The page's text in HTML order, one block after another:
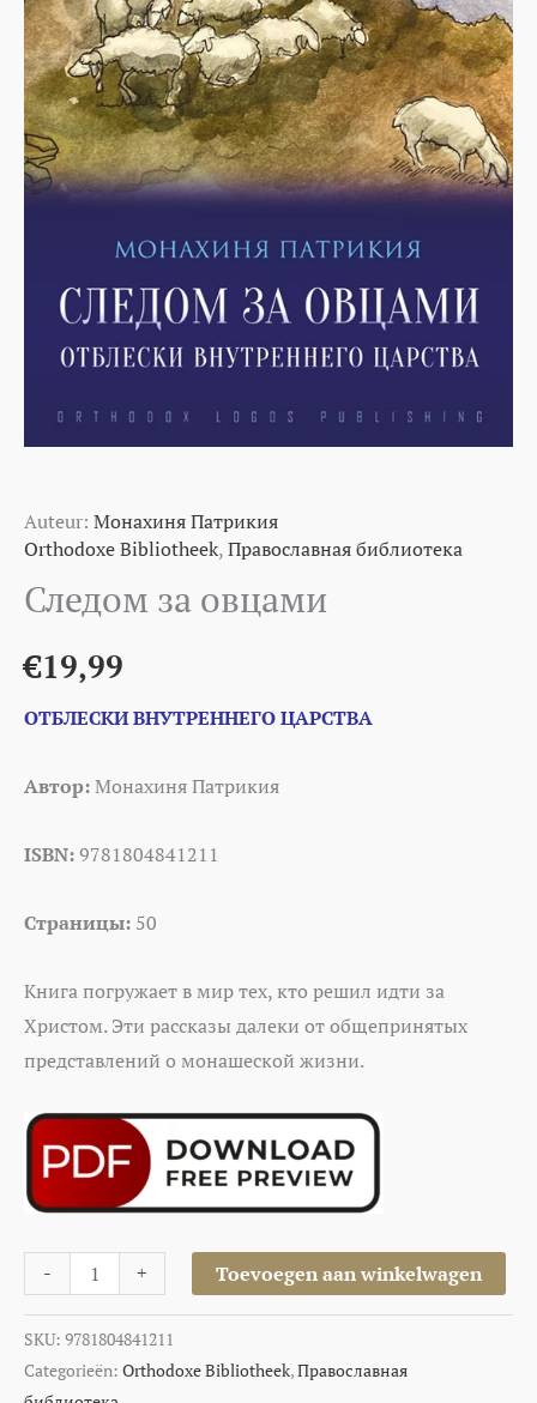
Auteur: Монахиня Патрикия
Orthodoxe Bibliotheek,Православная библиотека
Следом за овцами
€19,99
ОТБЛЕСКИ ВНУТРЕННЕГО ЦАРСТВА
Автор:Монахиня Патрикия
ISBN:9781804841211
Страницы: 50
Книга погружает в мир тех, кто решил идти за
Христом. Эти рассказы далеки от общепринятых
представлений о монашеской жизни.
- + Toevoegen aan winkelwagen
SKU: 9781804841211
Categorieën: Orthodoxe Bibliotheek,Православная